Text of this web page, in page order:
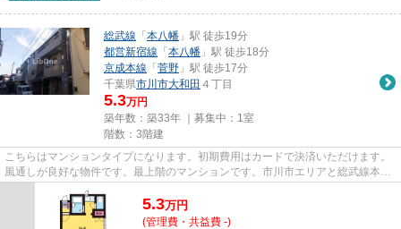
総武線 「 本八幡 」駅 徒歩19分
都営新宿線 「 本八幡 」駅 徒歩18分
京成本線 「 菅野 」駅 徒歩17分
千葉県市川市大和田 ４丁目
5.3万円
築年数：築33年 ｜募集中： 1室
階数：3階建
こちらはマンションタイプになります。初期費用はカードで決済いただけます。
風通しが良好な物件です。最上階のマンションです。市川市エリアと総武線本八
5.3万円
(管理費・共益費 -)